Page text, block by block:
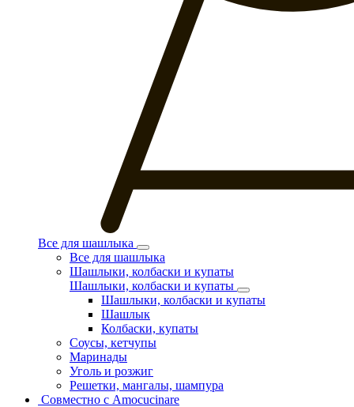
Все для шашлыка
Все для шашлыка
Шашлыки, колбаски и купаты
Шашлыки, колбаски и купаты
Шашлыки, колбаски и купаты
Шашлык
Колбаски, купаты
Соусы, кетчупы
Маринады
Уголь и розжиг
Решетки, мангалы, шампура
Совместно с Amocucinare